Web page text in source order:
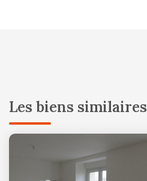
Les biens similaires